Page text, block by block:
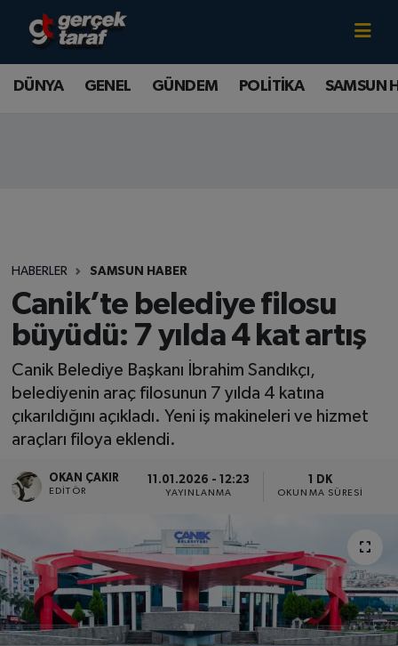
DÜNYA GENEL GÜNDEM POLİTİKA SAMSUN
HABERLER SAMSUN HABER
Canik’te belediye filosu
büyüdü: 7 yılda 4 kat artış
Canik Belediye Başkanı İbrahim Sandıkçı,
belediyenin araç filosunun 7 yılda 4 katına
çıkarıldığını açıkladı. Yeni iş makineleri ve hizmet
araçları filoya eklendi.
OKAN ÇAKIR
EDITÖR
11.01.2026 - 12:23
YAYINLANMA
1 DK
OKUNMA SÜRESI
Canlı TV İzle
DÜNYA
SAMSUNSPOR
SAĞLIK
TEKNOLOJİ
SPOR
EKONOMİ
YAŞAM
YEMEK
Samsun Nöbetçi Eczaneler
Tüm Manşetler
Son Dakika Haberleri
Haber Arşivi